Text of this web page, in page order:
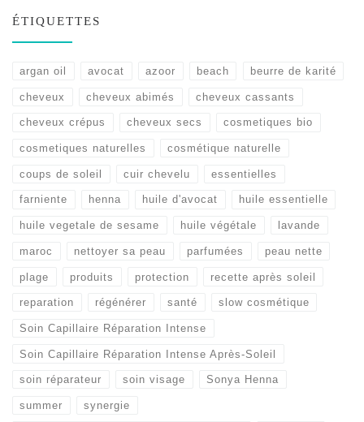
ÉTIQUETTES
argan oil avocat azoor beach beurre de karité
cheveux cheveux abimés cheveux cassants
cheveux crépus cheveux secs cosmetiques bio
cosmetiques naturelles cosmétique naturelle
coups de soleil cuir chevelu essentielles
farniente henna huile d'avocat huile essentielle
huile vegetale de sesame huile végétale lavande
maroc nettoyer sa peau parfumées peau nette
plage produits protection recette après soleil
reparation régénérer santé slow cosmétique
Soin Capillaire Réparation Intense
Soin Capillaire Réparation Intense Après-Soleil
soin réparateur soin visage Sonya Henna
summer synergie